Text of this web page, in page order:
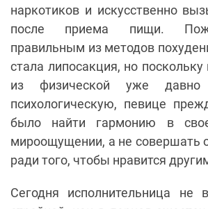
наркотиков и искусственно
после приема пищи.
правильным из методов
стала липосакция, но
из физической уже давно
психологическую, певице
было найти гармонию в
мироощущении, а не совершать
ради того, чтобы нравится
Сегодня исполнительница не